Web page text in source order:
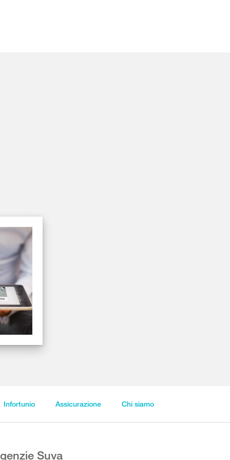
Infortunio Assicurazione Chi siamo
Suva